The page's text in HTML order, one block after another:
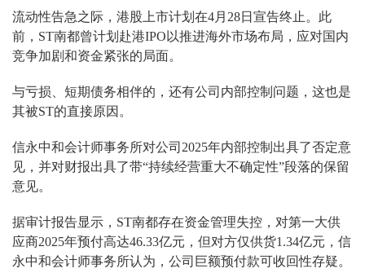
流动性告急之际，港股上市计划在4月28日宣告终止。此
前，ST南都曾计划赴港IPO以推进海外市场布局，应对国内
竞争加剧和资金紧张的局面。
与亏损、短期债务相伴的，还有公司内部控制问题，这也是
其被ST的直接原因。
信永中和会计师事务所对公司2025年内部控制出具了否定意
见，并对财报出具了带“持续经营重大不确定性”段落的保留
意见。
据审计报告显示，ST南都存在资金管理失控，对第一大供
应商2025年预付高达46.33亿元，但对方仅供货1.34亿元，信
永中和会计师事务所认为，公司巨额预付款可收回性存疑。